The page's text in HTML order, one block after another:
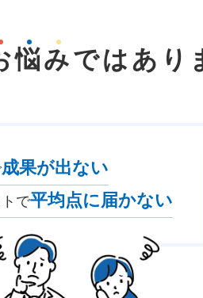
悩みでは あり
成果が出ない
で平均点に届かない